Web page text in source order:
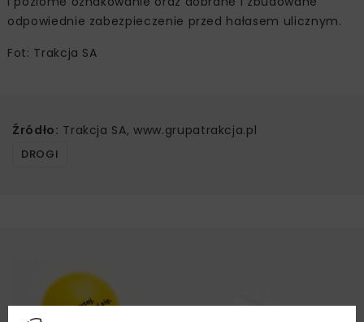
odpowiednie zabezpieczenie przed hałasem ulicznym.
Fot: Trakcja SA
Źródło: Trakcja SA, www.grupatrakcja.pl
DROGI